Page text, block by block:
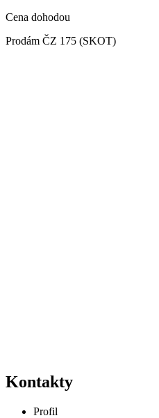
Cena dohodou
Prodám ČZ 175 (SKOT)
Kontakty
Profil